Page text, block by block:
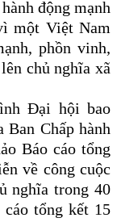
động mạnh
một Việt Nam
phồn vinh,
chủ nghĩa xã
Đại hội bao
Chấp hành
Báo cáo tổng
về công cuộc
nghĩa trong 40
tổng kết 15